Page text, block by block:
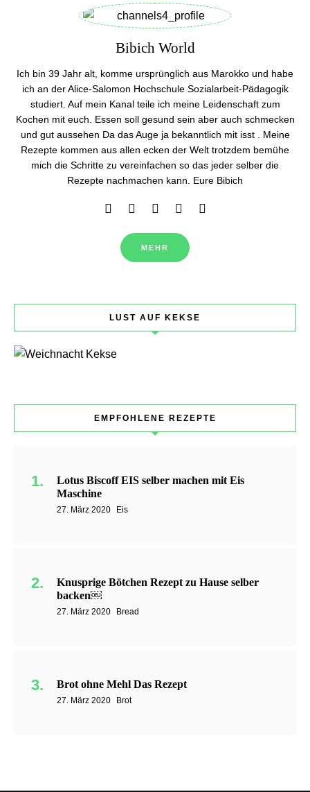
Bibich World
Ich bin 39 Jahr alt, komme ursprünglich aus Marokko und habe
ich an der Alice-Salomon Hochschule Sozialarbeit-Pädagogik
studiert. Auf mein Kanal teile ich meine Leidenschaft zum
Kochen mit euch. Essen soll gesund sein aber auch schmecken
und gut aussehen Da das Auge ja bekanntlich mit isst . Meine
Rezepte kommen aus allen ecken der Welt trotzdem bemühe
mich die Schritte zu vereinfachen so das jeder selber die
Rezepte nachmachen kann. Eure Bibich
MEHR
LUST AUF KEKSE
EMPFOHLENE REZEPTE
Lotus Biscoff EIS selber machen mit Eis
Maschine
27. März 2020 Eis
Knusprige Bötchen Rezept zu Hause selber
backen￼
27. März 2020 Bread
Brot ohne Mehl Das Rezept
27. März 2020 Brot